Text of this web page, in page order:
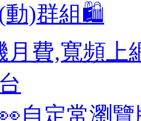
動)群組🛍️
月費,寬頻上
自定常瀏